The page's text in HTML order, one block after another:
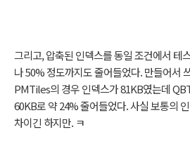
그리고, 압축된 인덱스를 동일 조건에서 테
나 50% 정도까지도 줄어들었다. 만들어서
PMTiles의 경우 인덱스가 81KB였는데
60KB로 약 24% 줄어들었다. 사실 보통의
차이긴 하지만. ㅋ